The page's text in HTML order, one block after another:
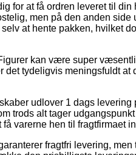
for at få ordren leveret til
men på den anden
at hente pakken, hvilket
kan være super
det tydeligvis meningsfuldt
udlover 1 dags
trods alt tager
få varerne hen til fragtfirmaet
fragtfri levering,